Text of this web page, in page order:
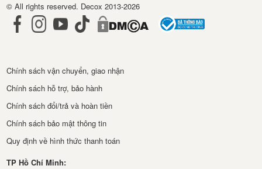
© All rights reserved. Decox 2013-2026
Chính sách vận chuyển, giao nhận
Chính sách hỗ trợ, bảo hành
Chính sách đổi/trả và hoàn tiền
Chính sách bảo mật thông tin
Quy định về hình thức thanh toán
TP Hồ Chí Minh: